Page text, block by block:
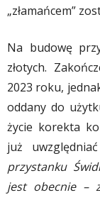
„złamańcem”
Na budowę
złotych.
2023 roku,
oddany do
życie korekta
już
przystanku
jest obecnie –